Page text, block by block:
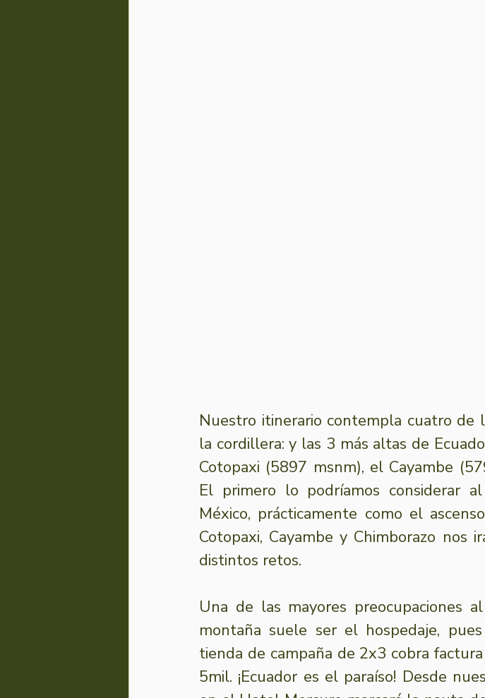
Nuestro itinerario contempla cuatro de
la cordillera: y las 3 más altas de
Cotopaxi (5897 msnm), el Cayambe
El primero lo podríamos considerar
México, prácticamente como el
Cotopaxi, Cayambe y Chimborazo nos
distintos retos.
Una de las mayores preocupaciones
montaña suele ser el hospedaje,
tienda de campaña de 2x3 cobra
5mil. ¡Ecuador es el paraíso! Desde